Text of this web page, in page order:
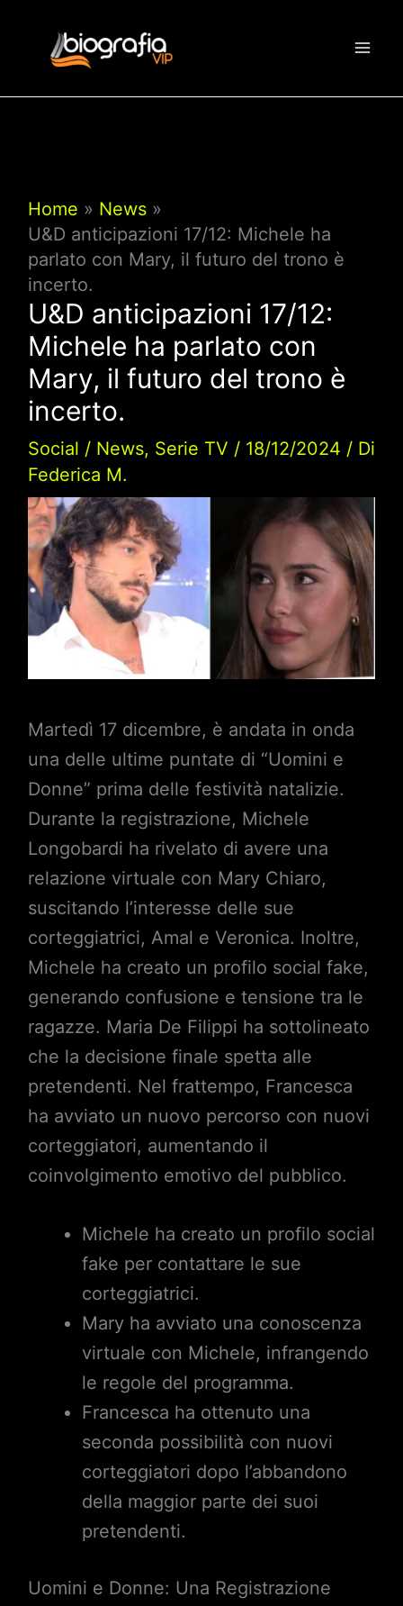
contenuto
Home
News
U&D anticipazioni 17/12: Michele ha
parlato con Mary, il futuro del trono è
incerto.
U&D anticipazioni 17/12:
Michele ha parlato con
Mary, il futuro del trono è
incerto.
Social / News, Serie TV / 18/12/2024 / Di
Federica M.
Martedì 17 dicembre, è andata in onda
una delle ultime puntate di “Uomini e
Donne” prima delle festività natalizie.
Durante la registrazione, Michele
Longobardi ha rivelato di avere una
relazione virtuale con Mary Chiaro,
suscitando l’interesse delle sue
corteggiatrici, Amal e Veronica. Inoltre,
Michele ha creato un profilo social fake,
generando confusione e tensione tra le
ragazze. Maria De Filippi ha sottolineato
che la decisione finale spetta alle
pretendenti. Nel frattempo, Francesca
ha avviato un nuovo percorso con nuovi
corteggiatori, aumentando il
coinvolgimento emotivo del pubblico.
Michele ha creato un profilo social
fake per contattare le sue
corteggiatrici.
Mary ha avviato una conoscenza
virtuale con Michele, infrangendo
le regole del programma.
Francesca ha ottenuto una
seconda possibilità con nuovi
corteggiatori dopo l’abbandono
della maggior parte dei suoi
pretendenti.
Uomini e Donne: Una Registrazione